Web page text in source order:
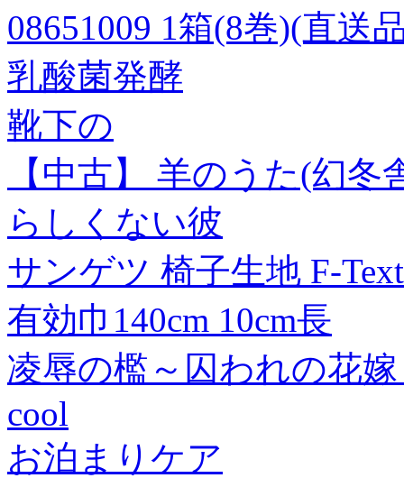
08651009 1箱(8巻)(直送
乳酸菌発酵
靴下の
【中古】 羊のうた(幻
らしくない彼
サンゲツ 椅子生地 F-
有効巾140cm 10cm長
凌辱の檻～囚われの花
cool
お泊まりケア